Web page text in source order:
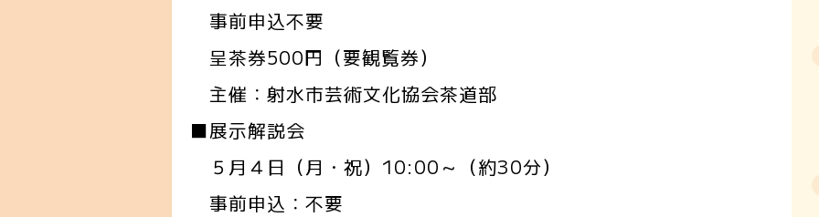
事前申込不要
呈茶券500円（要観覧券）
主催：射水市芸術文化協会茶道部
■展示解説会
５月４日（月・祝）10:00～（約30分）
事前申込：不要